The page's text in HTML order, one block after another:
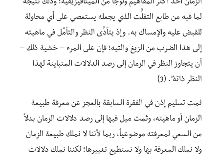
الزمان أحد أكثر المفاهيم ولوجاً من الميتافيزيقية؛ وذلك نتيجة
لما فيه من طابع التفلُّت الذي يجعله يستعصي على أي محاولة
للقبض عليه والإمساك به. وإذ يتأدَّى النظر والتأمِّل في ماهيته
إلى هذا الضرب من الزيغ والتيه؛ فإن على المرء – خشية ذلك –
أن يتجاوز النظر في الزمان إلى رصد الدلالات المتباينة لهذا
النظر ذاته”. (3)
ثمت تسليم إذن في الفقرة السابقة بالعجز عن معرفة طبيعة
الزمان أو ماهيته، وثمت ميل فيها إلى رصد دلالات الزمان بدلاً
من السعي لمعرفته موضوعياً، ربما لأننا لا نملك طبيعة الزمان
ولا نملك المعرفة بها ولا نستطيع تغييرها؛ لكننا نملك دلالات